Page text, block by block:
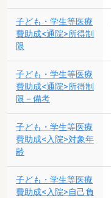
子ども・学生等医療
費助成<通院>所得制
限
子ども・学生等医療
費助成<通院>所得制
限－備考
子ども・学生等医療
費助成<入院>対象年
齢
子ども・学生等医療
費助成<入院>自己負